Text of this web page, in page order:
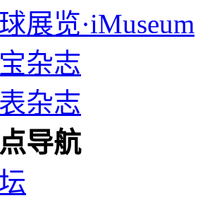
展览·iMuseum
杂志
杂志
导航